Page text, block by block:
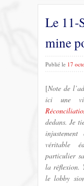
Le 11-
mine
Publié le 17
[Note de
ici une
dedans. Je
véritable
particulier
la réflexion.
le lobby